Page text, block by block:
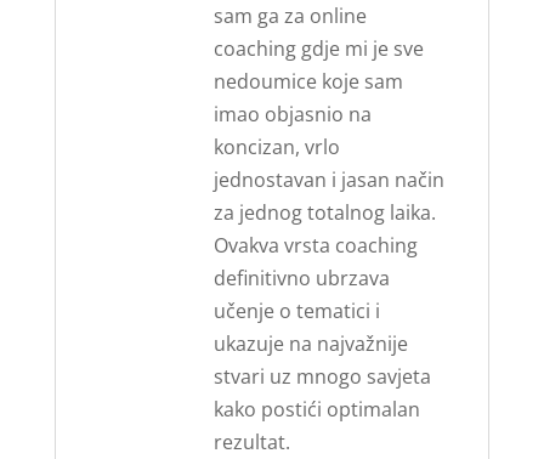
sam ga za online
coaching gdje mi je sve
nedoumice koje sam
imao objasnio na
koncizan, vrlo
jednostavan i jasan način
za jednog totalnog laika.
Ovakva vrsta coaching
definitivno ubrzava
učenje o tematici i
ukazuje na najvažnije
stvari uz mnogo savjeta
kako postići optimalan
rezultat.